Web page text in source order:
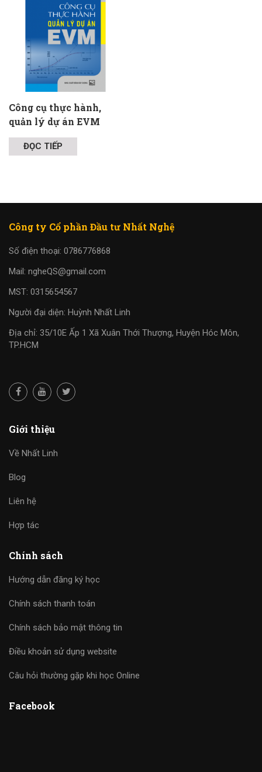
Công cụ thực hành,
quản lý dự án EVM
ĐỌC TIẾP
Công ty Cổ phần Đầu tư Nhất Nghệ
Số điện thoại: 0786776868
Mail: ngheQS@gmail.com
MST: 0315654567
Người đại diện: Huỳnh Nhất Linh
Địa chỉ: 35/10E Ấp 1 Xã Xuân Thới Thượng, Huyện Hóc Môn,
TP.HCM
Giới thiệu
Về Nhất Linh
Blog
Liên hệ
Hợp tác
Chính sách
Hướng dẫn đăng ký học
Chính sách thanh toán
Chính sách bảo mật thông tin
Điều khoản sử dụng website
Câu hỏi thường gặp khi học Online
Facebook